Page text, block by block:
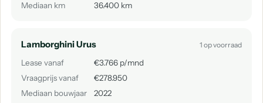
Mediaan km
36.400 km
Lamborghini Urus 1 op voorraad
Lease vanaf
€3.766 p/mnd
Vraagprijs vanaf
€278.950
Mediaan bouwjaar
2022